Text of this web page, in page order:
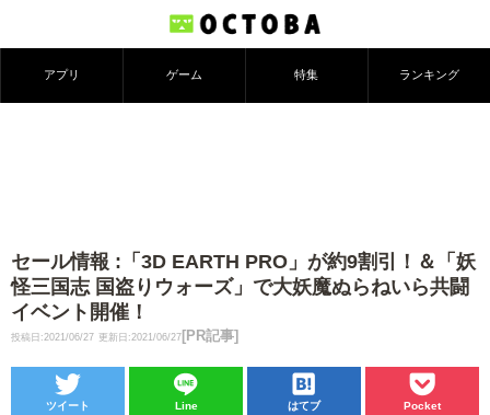
アプリ ゲーム 特集 ランキング
セール情報 :「3D EARTH PRO」が約9割引！＆「妖
怪三国志 国盗りウォーズ」で大妖魔ぬらねいら共闘
イベント開催！
投稿日:2021/06/27 更新日:2021/06/27 [PR記事]
ツイート Line はてブ Pocket